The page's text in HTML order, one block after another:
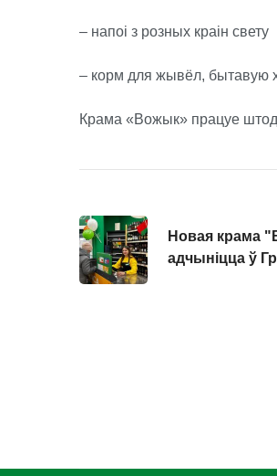
– напоі з розных краін свету
– корм для жывёл, бытавую
Крама «Вожык» працуе
Новая крама
адчынiцца ў